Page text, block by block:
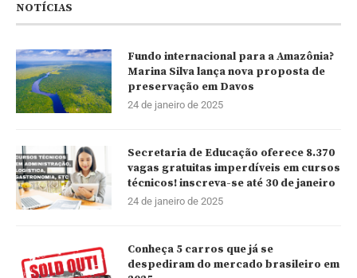
NOTÍCIAS
Fundo internacional para a Amazônia?
Marina Silva lança nova proposta de
preservação em Davos
24 de janeiro de 2025
Secretaria de Educação oferece 8.370
vagas gratuitas imperdíveis em cursos
técnicos! inscreva-se até 30 de janeiro
24 de janeiro de 2025
Conheça 5 carros que já se
despediram do mercado brasileiro em